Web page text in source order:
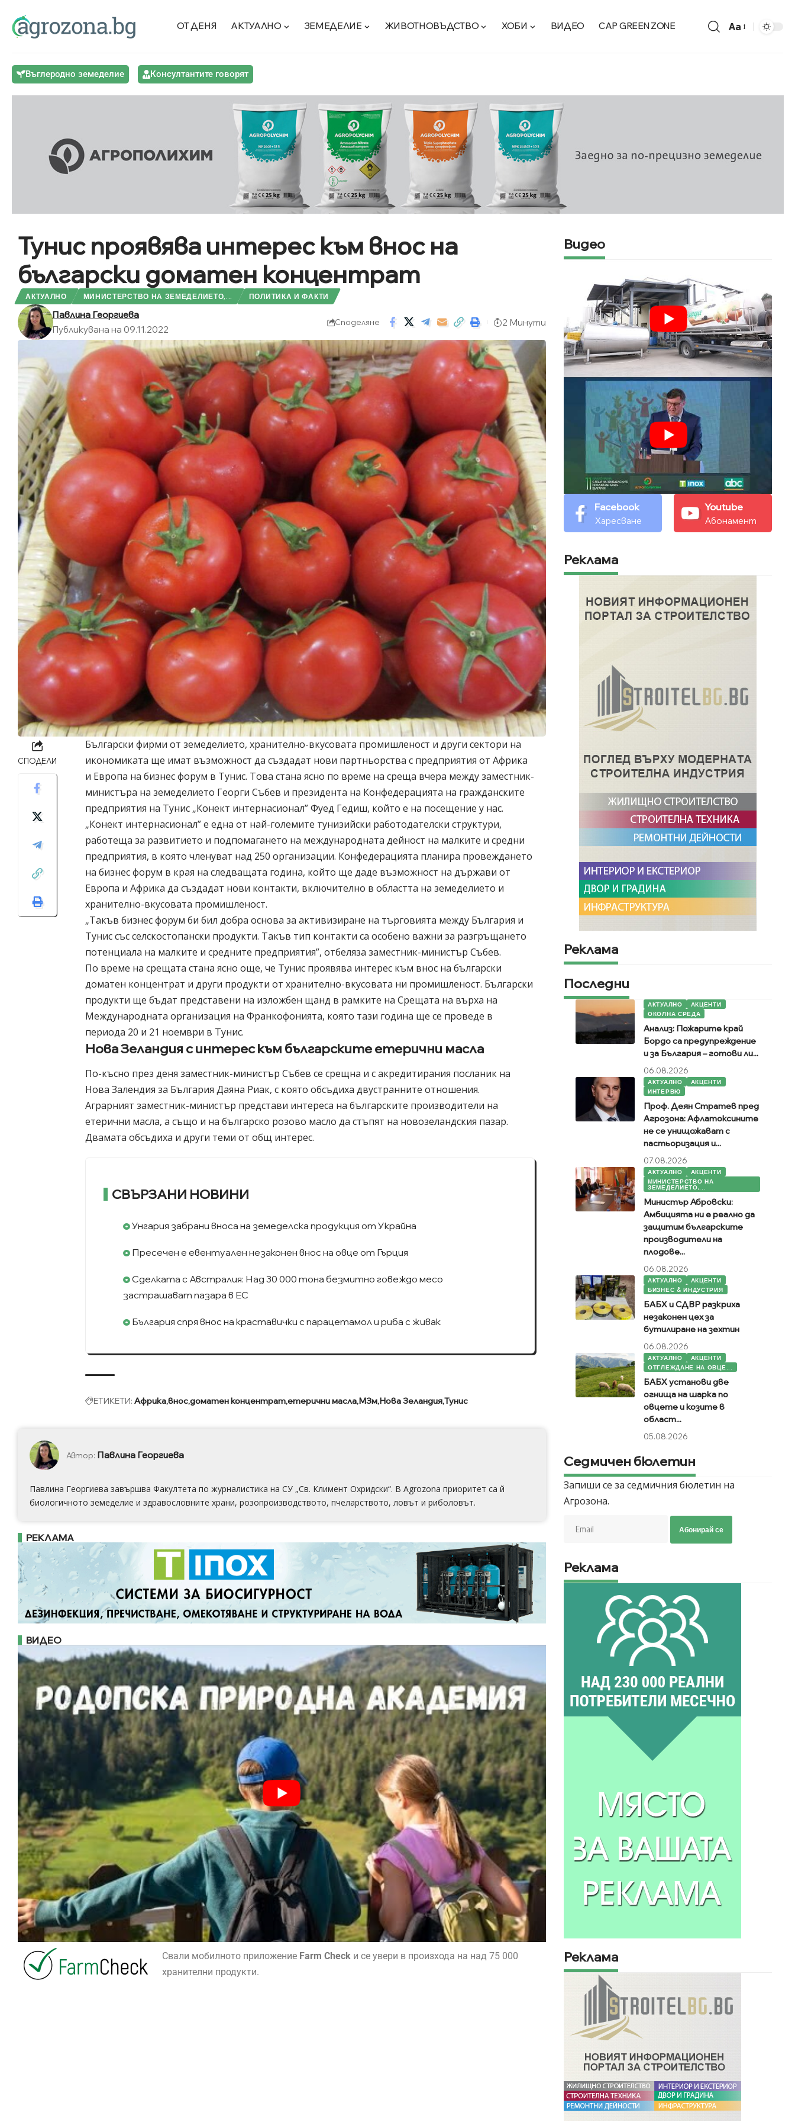
ОТ ДЕНЯ АКТУАЛНО ЗЕМЕДЕЛИЕ ЖИВОТНОВЪДСТВО ХОБИ ВИДЕО CAP GREEN ZONE Aa
Въглеродно земеделие Консултантите говорят
Тунис проявява интерес към внос на
български доматен концентрат
АКТУАЛНО МИНИСТЕРСТВО НА ЗЕМЕДЕЛИЕТО,... ПОЛИТИКА И ФАКТИ
Павлина Георгиева
Публикувана на 09.11.2022
Споделяне 2 Минути
СПОДЕЛИ
Български фирми от земеделието, хранително-вкусовата промишленост и други сектори на
икономиката ще имат възможност да създадат нови партньорства с предприятия от Африка
и Европа на бизнес форум в Тунис. Това стана ясно по време на среща вчера между заместник-
министъра на земеделието Георги Събев и президентa на Конфедерацията на гражданските
предприятия на Тунис „Конект интернасионал” Фуед Гедиш, който е на посещение у нас.
„Конект интернасионал” е една от най-големите тунизийски работодателски структури,
работеща за развитието и подпомагането на международната дейност на малките и средни
предприятия, в която членуват над 250 организации. Конфедерацията планира провеждането
на бизнес форум в края на следващата година, който ще даде възможност на държави от
Европа и Африка да създадат нови контакти, включително в областта на земеделието и
хранително-вкусовата промишленост.
„Такъв бизнес форум би бил добра основа за активизиране на търговията между България и
Тунис със селскостопански продукти. Такъв тип контакти са особено важни за разгръщането
потенциала на малките и средните предприятия”, отбеляза заместник-министър Събев.
По време на срещата стана ясно още, че Тунис проявява интерес към внос на български
доматен концентрат и други продукти от хранително-вкусовата ни промишленост. Български
продукти ще бъдат представени на изложбен щанд в рамките на Срещата на върха на
Международната организация на Франкофонията, която тази година ще се проведе в
периода 20 и 21 ноември в Тунис.
Нова Зеландия с интерес към българските етерични масла
По-късно през деня заместник-министър Събев се срещна и с акредитирания посланик на
Нова Залендия за България Даяна Риак, с която обсъдиха двустранните отношения.
Аграрният заместник-министър представи интереса на българските производители на
етерични масла, а също и на българско розово масло да стъпят на новозеландския пазар.
Двамата обсъдиха и други теми от общ интерес.
СВЪРЗАНИ НОВИНИ
Унгария забрани вноса на земеделска продукция от Украйна
Пресечен е евентуален незаконен внос на овце от Гърция
Сделката с Австралия: Над 30 000 тона безмитно говеждо месо
застрашават пазара в ЕС
България спря внос на краставички с парацетамол и риба с живак
ЕТИКЕТИ: Африкавносдоматен концентратетерични масла МЗм Нова ЗеландияТунис
Автор: Павлина Георгиева
Павлина Георгиева завършва Факултета по журналистика на СУ „Св. Климент Охридски“. В Аgrozona приоритет са й
биологичното земеделие и здравословните храни, розопроизводството, пчеларството, ловът и риболовът.
РЕКЛАМА
ВИДЕО
Свали мобилното приложение Farm Checkи се увери в произхода на над 75 000
хранителни продукти.
Видео
Facebook
Харесване
Youtube
Абонамент
Реклама
Реклама
Последни
АКТУАЛНО
АКЦЕНТИ
ОКОЛНА СРЕДА
Анализ: Пожарите край
Бордо са предупреждение
и за България – готови ли...
06.08.2026
АКТУАЛНО
АКЦЕНТИ
ИНТЕРВЮ
Проф. Деян Стратев пред
Агрозона: Афлатоксините
не се унищожават с
пастьоризация и...
07.08.2026
АКТУАЛНО
АКЦЕНТИ
МИНИСТЕРСТВО НА
ЗЕМЕДЕЛИЕТО,...
Министър Абровски:
Амбицията ни е реално да
защитим българските
производители на
плодове...
06.08.2026
АКТУАЛНО
АКЦЕНТИ
БИЗНЕС & ИНДУСТРИЯ
БАБХ и СДВР разкриха
незаконен цех за
бутилиране на зехтин
06.08.2026
АКТУАЛНО
АКЦЕНТИ
ОТГЛЕЖДАНЕ НА ОВЦЕ...
БАБХ установи две
огнища на шарка по
овцете и козите в
област...
05.08.2026
Седмичен бюлетин
Запиши се за седмичния бюлетин на
Агрозона.
Абонирай се
Реклама
Реклама